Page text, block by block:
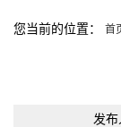
您当前的位置： 首
发布